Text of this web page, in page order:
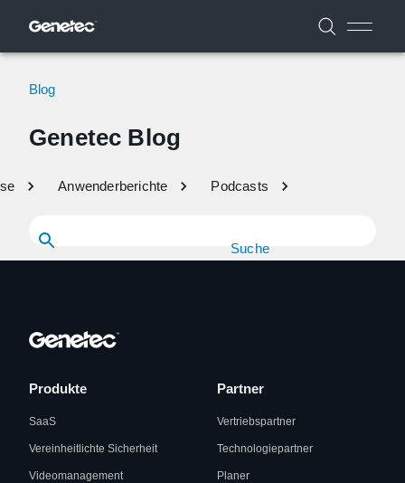
Blog
Genetec Blog
Anwenderberichte Podcasts
Suche
Produkte
SaaS
Vereinheitlichte Sicherheit
Videomanagement
Partner
Vertriebspartner
Technologiepartner
Planer